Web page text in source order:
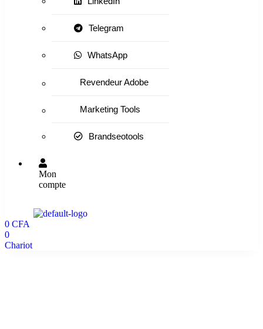
Telegram
WhatsApp
Revendeur Adobe
Marketing Tools
Brandseotools
Mon
compte
0 CFA
0
Chariot